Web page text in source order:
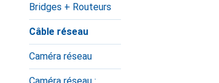
Bridges + Routeurs
Câble réseau
Caméra réseau